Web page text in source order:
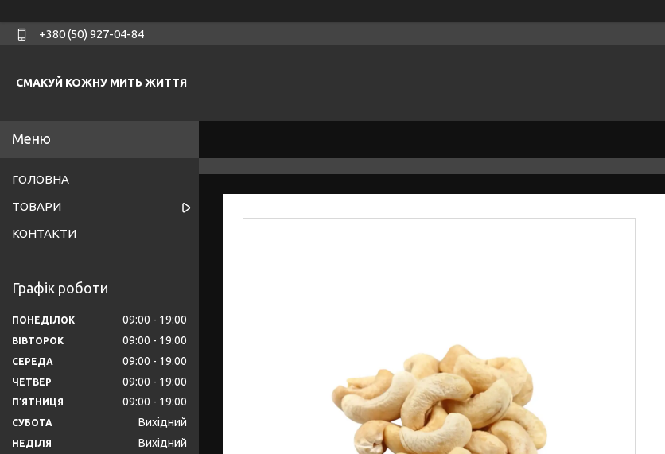
+380 (50) 927-04-84
СМАКУЙ КОЖНУ МИТЬ ЖИТТЯ
ГОЛОВНА
ТОВАРИ
КОНТАКТИ
Графік роботи
ПОНЕДІЛОК 09:00 19:00
ВІВТОРОК 09:00 19:00
СЕРЕДА 09:00 19:00
ЧЕТВЕР 09:00 19:00
ПʼЯТНИЦЯ 09:00 19:00
СУБОТА Вихідний
НЕДІЛЯ Вихідний